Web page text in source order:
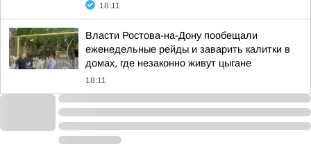
18:11
Власти Ростова-на-Дону пообещали
еженедельные рейды и заварить калитки в
домах, где незаконно живут цыгане
18:11